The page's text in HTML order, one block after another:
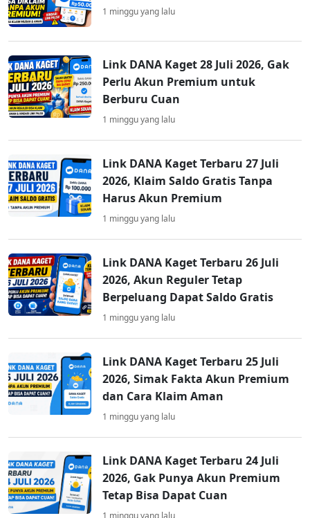
1 minggu yang lalu
Link DANA Kaget 28 Juli 2026, Gak
Perlu Akun Premium untuk
Berburu Cuan
1 minggu yang lalu
Link DANA Kaget Terbaru 27 Juli
2026, Klaim Saldo Gratis Tanpa
Harus Akun Premium
1 minggu yang lalu
Link DANA Kaget Terbaru 26 Juli
2026, Akun Reguler Tetap
Berpeluang Dapat Saldo Gratis
1 minggu yang lalu
Link DANA Kaget Terbaru 25 Juli
2026, Simak Fakta Akun Premium
dan Cara Klaim Aman
1 minggu yang lalu
Link DANA Kaget Terbaru 24 Juli
2026, Gak Punya Akun Premium
Tetap Bisa Dapat Cuan